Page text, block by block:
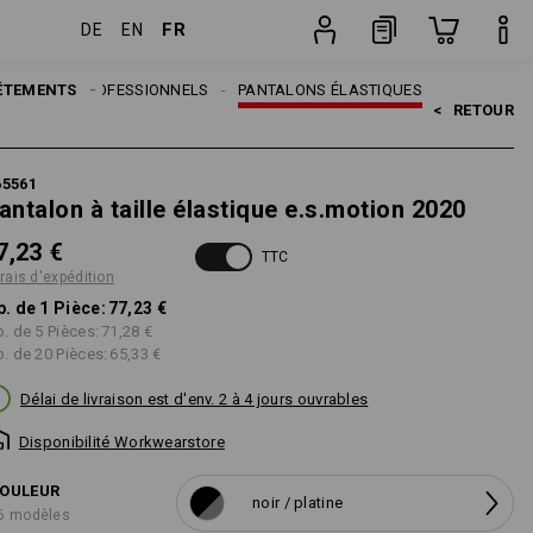
DE EN FR
PANTALONS ÉLASTIQUES
PROFESSIONNELS
< RETOUR
à taille élastique e.s.motion 2020
€
d'expédition
TTC
de 1 Pièce: 77,23 €
de 5 Pièces: 71,28 €
de 20 Pièces: 65,33 €
Délai de livraison est d'env. 2 à 4 jours ouvrables
Disponibilité Workwearstore
modèles
noir / platine